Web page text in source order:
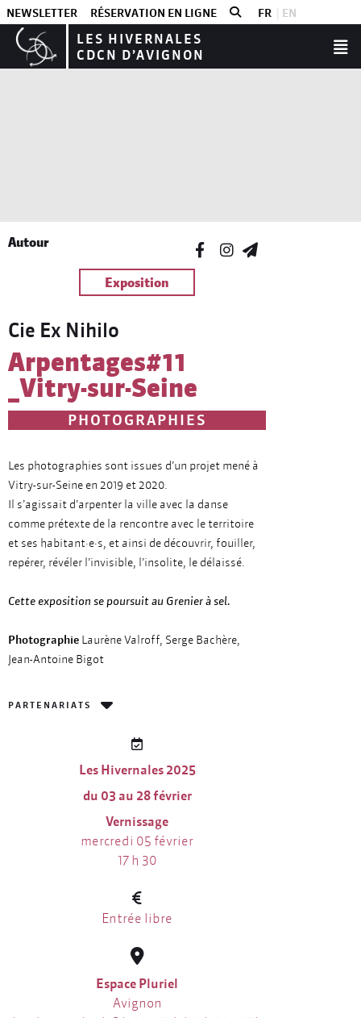
NEWSLETTER RÉSERVATION EN LIGNE FR EN
LES HIVERNALES
CDCN D’AVIGNON
Autour
Exposition
Cie Ex Nihilo
Arpentages#11
_Vitry-sur-Seine
PHOTOGRAPHIES
Les photographies sont issues d’un projet mené à
Vitry-sur-Seine en 2019 et 2020.
Il s’agissait d’arpenter la ville avec la danse
comme prétexte de la rencontre avec le territoire
et ses habitant·e·s, et ainsi de découvrir, fouiller,
repérer, révéler l’invisible, l’insolite, le délaissé.
Cette exposition se poursuit au Grenier à sel.
Photographie Laurène Valroff, Serge Bachère,
Jean-Antoine Bigot
PARTENARIATS
Les Hivernales 2025
du 03 au 28 février
Vernissage
mercredi 05 février
17 h 30
Entrée libre
Espace Pluriel
Avignon